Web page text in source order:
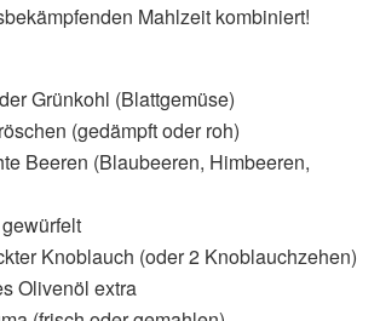
Mahlzeit kombiniert!
Grünkohl (Blattgemüse)
(gedämpft oder roh)
Beeren (Blaubeeren, Himbeeren,
Knoblauch (oder 2 Knoblauchzehen)
Olivenöl extra